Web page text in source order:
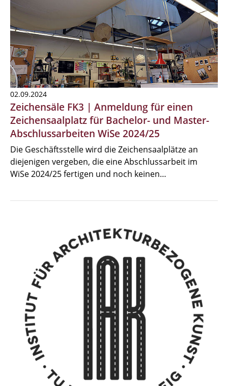
02.09.2024
Zeichensäle FK3 | Anmeldung für einen
Zeichensaalplatz für Bachelor- und Master-
Abschlussarbeiten WiSe 2024/25
Die Geschäftsstelle wird die Zeichensaalplätze an
diejenigen vergeben, die eine Abschlussarbeit im
WiSe 2024/25 fertigen und noch keinen…